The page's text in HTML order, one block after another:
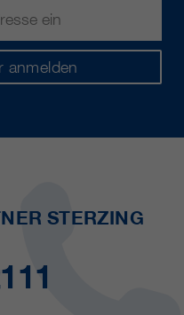
anmelden
STERZING